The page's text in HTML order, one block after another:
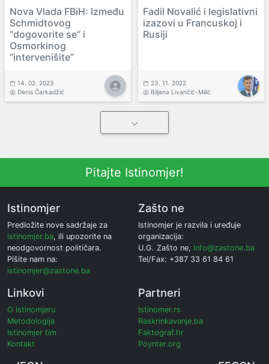
Nova Vlada FBiH: Između
Schmidtovog
“dogovorite se” i
Osmorkinog
“intervenišite”
14. 02. 2023
Denis Čarkadžić
Fadil Novalić i legislativni
izazovi u Francuskoj i
Rusiji
23. 11. 2022
Biljana Livančić-Milić
Pitajte Istinomjer!
Istinomjer
Predložite nove sadržaje za
istinomjer.ba, ili upozorite na
neodgovornost političara.
Pišite nam na:
istinomjer@zastone.ba
Zašto ne
Istinomjer je razvila i uređuje
organizacija:
U.G. Zašto ne, info@zastone.ba
Tel/Fax: +387 33 61 84 61
Linkovi
O Istinomjeru
Metodologija
Istinomjer tim
Kontakt
Partneri
Istinomer.rs
Raskrinkavanje.ba
Faktograf.hr
Poynter.org